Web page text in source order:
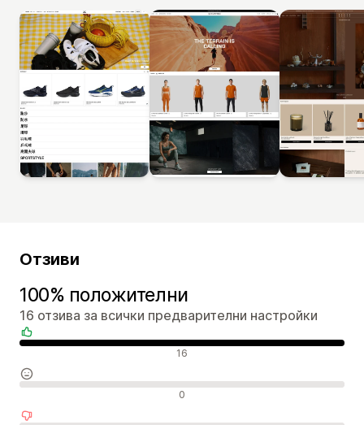
Отзиви
100% положителни
16 отзива за всички предварителни настройки
Положителни отзиви 16
Неутрални отзиви 0